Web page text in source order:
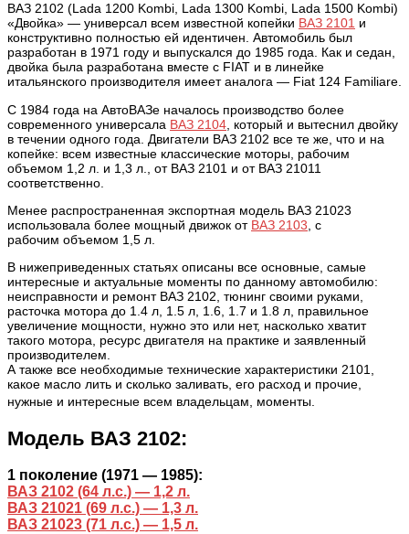
ВАЗ 2102 (Lada 1200 Kombi, Lada 1300 Kombi, Lada 1500 Kombi)
«Двойка» — универсал всем известной копейки ВАЗ 2101 и
конструктивно полностью ей идентичен. Автомобиль был
разработан в 1971 году и выпускался до 1985 года. Как и седан,
двойка была разработана вместе с FIAT и в линейке
итальянского производителя имеет аналога — Fiat 124 Familiare.
С 1984 года на АвтоВАЗе началось производство более
современного универсала ВАЗ 2104 , который и вытеснил двойку
в течении одного года. Двигатели ВАЗ 2102 все те же, что и на
копейке: всем известные классические моторы, рабочим
объемом 1,2 л. и 1,3 л., от ВАЗ 2101 и от ВАЗ 21011
соответственно.
Менее распространенная экспортная модель ВАЗ 21023
использовала более мощный движок от ВАЗ 2103 , с
рабочим объемом 1,5 л.
В нижеприведенных статьях описаны все основные, самые
интересные и актуальные моменты по данному автомобилю:
неисправности и ремонт ВАЗ 2102, тюнинг своими руками,
расточка мотора до 1.4 л, 1.5 л, 1.6, 1.7 и 1.8 л, правильное
увеличение мощности, нужно это или нет, насколько хватит
такого мотора, ресурс двигателя на практике и заявленный
производителем.
А также все необходимые технические характеристики 2101,
какое масло лить и сколько заливать, его расход и прочие,
нужные и интересные всем владельцам, моменты.
Модель ВАЗ 2102:
1 поколение (1971 — 1985):
ВАЗ 2102 (64 л.с.) — 1,2 л.
ВАЗ 21021 (69 л.с.) — 1,3 л.
ВАЗ 21023 (71 л.с.) — 1,5 л.